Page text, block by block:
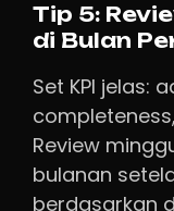
Tip 5:
di Bulan
Set KPI jelas:
Review
bulanan
berdasarkan